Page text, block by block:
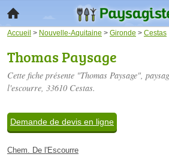
Accueil > Nouvelle-Aquitaine > Gironde > Cestas
Thomas Paysage
Cette fiche présente "Thomas Paysage",
l'escourre, 33610 Cestas.
Demande de devis en ligne
Chem. De l'Escourre